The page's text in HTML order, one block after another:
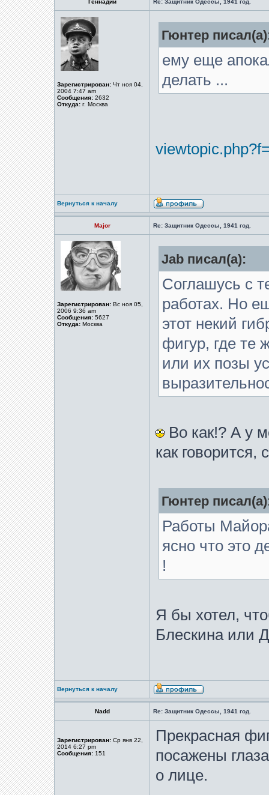
Геннадий Re: Защитник Одессы, 1941 год.
Зарегистрирован: Чт ноя 04,
2004 7:47 am
Сообщения: 2632
Откуда: г. Москва
Гюнтер
ему еще
делать ...
Вернуться к началу
Major Re: Защитник Одессы, 1941 год.
Зарегистрирован: Вс ноя 05,
2006 9:36 am
Сообщения: 5627
Откуда: Москва
Jab писал(а):
Соглашусь с
работах. Но
этот некий
фигур, где те
или их позы
Во как!? А у
как говорится,
Гюнтер
Работы
ясно что это
!
Я бы хотел,
Блескина или
Вернуться к началу
Nadd Re: Защитник Одессы, 1941 год.
Зарегистрирован: Ср янв 22,
2014 6:27 pm
Сообщения: 151
Прекрасная
посажены
о лице.